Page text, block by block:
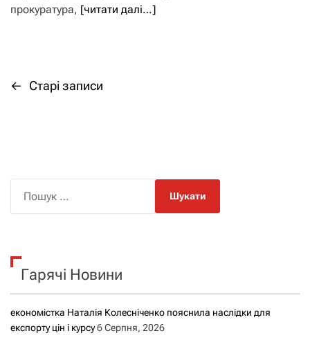
прокуратура, [читати далі…]
Н
і
г
ц
і
я
← Старі записи
к
Гарячі Новини
економістка Наталія Колесніченко пояснила наслідки для
експорту цін і курсу6 Серпня, 2026